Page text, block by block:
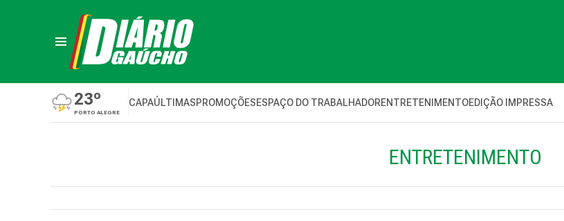
23º
PORTO ALEGRE
CAPAÚLTIMASPROMOÇÕESESPAÇO DO TRABALHADORENTRETENIMENTOEDIÇÃO IMPRESSA
ENTRETENIMENTO